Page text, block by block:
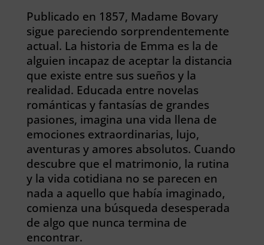
Publicado en 1857, Madame Bovary
sigue pareciendo sorprendentemente
actual. La historia de Emma es la de
alguien incapaz de aceptar la distancia
que existe entre sus sueños y la
realidad. Educada entre novelas
románticas y fantasías de grandes
pasiones, imagina una vida llena de
emociones extraordinarias, lujo,
aventuras y amores absolutos. Cuando
descubre que el matrimonio, la rutina
y la vida cotidiana no se parecen en
nada a aquello que había imaginado,
comienza una búsqueda desesperada
de algo que nunca termina de
encontrar.